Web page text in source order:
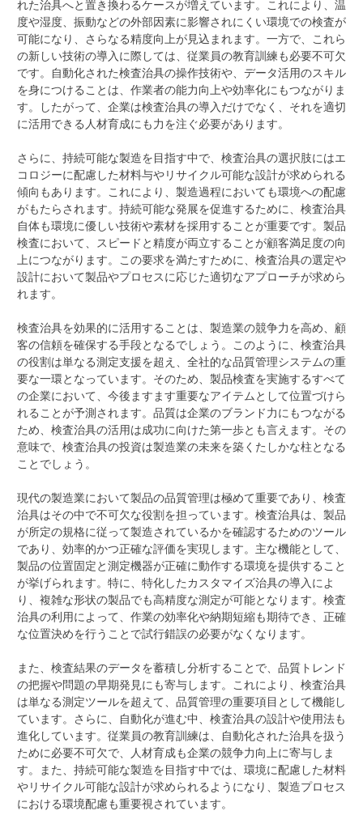
れた治具へと置き換わるケースが増えています。これにより、温
度や湿度、振動などの外部因素に影響されにくい環境での検査が
可能になり、さらなる精度向上が見込まれます。一方で、これら
の新しい技術の導入に際しては、従業員の教育訓練も必要不可欠
です。自動化された検査治具の操作技術や、データ活用のスキル
を身につけることは、作業者の能力向上や効率化にもつながりま
す。したがって、企業は検査治具の導入だけでなく、それを適切
に活用できる人材育成にも力を注ぐ必要があります。
さらに、持続可能な製造を目指す中で、検査治具の選択肢にはエ
コロジーに配慮した材料与やリサイクル可能な設計が求められる
傾向もあります。これにより、製造過程においても環境への配慮
がもたらされます。持続可能な発展を促進するために、検査治具
自体も環境に優しい技術や素材を採用することが重要です。製品
検査において、スピードと精度が両立することが顧客満足度の向
上につながります。この要求を満たすために、検査治具の選定や
設計において製品やプロセスに応じた適切なアプローチが求めら
れます。
検査治具を効果的に活用することは、製造業の競争力を高め、顧
客の信頼を確保する手段となるでしょう。このように、検査治具
の役割は単なる測定支援を超え、全社的な品質管理システムの重
要な一環となっています。そのため、製品検査を実施するすべて
の企業において、今後ますます重要なアイテムとして位置づけら
れることが予測されます。品質は企業のブランド力にもつながる
ため、検査治具の活用は成功に向けた第一歩とも言えます。その
意味で、検査治具の投資は製造業の未来を築くたしかな柱となる
ことでしょう。
現代の製造業において製品の品質管理は極めて重要であり、検査
治具はその中で不可欠な役割を担っています。検査治具は、製品
が所定の規格に従って製造されているかを確認するためのツール
であり、効率的かつ正確な評価を実現します。主な機能として、
製品の位置固定と測定機器が正確に動作する環境を提供すること
が挙げられます。特に、特化したカスタマイズ治具の導入によ
り、複雑な形状の製品でも高精度な測定が可能となります。検査
治具の利用によって、作業の効率化や納期短縮も期待でき、正確
な位置決めを行うことで試行錯誤の必要がなくなります。
また、検査結果のデータを蓄積し分析することで、品質トレンド
の把握や問題の早期発見にも寄与します。これにより、検査治具
は単なる測定ツールを超えて、品質管理の重要項目として機能し
ています。さらに、自動化が進む中、検査治具の設計や使用法も
進化しています。従業員の教育訓練は、自動化された治具を扱う
ために必要不可欠で、人材育成も企業の競争力向上に寄与しま
す。また、持続可能な製造を目指す中では、環境に配慮した材料
やリサイクル可能な設計が求められるようになり、製造プロセス
における環境配慮も重要視されています。